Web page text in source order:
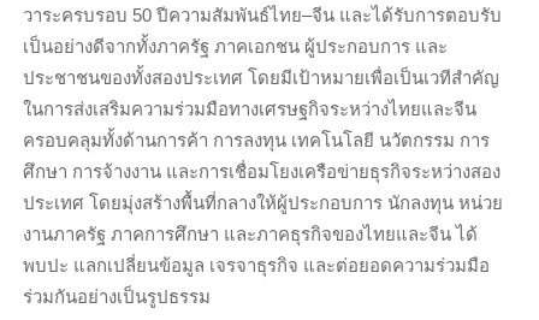
วาระครบรอบ 50 ปีความสัมพันธ์ไทย–จีน และได้รับการตอบรับ
เป็นอย่างดีจากทั้งภาครัฐ ภาคเอกชน ผู้ประกอบการ และ
ประชาชนของทั้งสองประเทศ โดยมีเป้าหมายเพื่อเป็นเวทีสำคัญ
ในการส่งเสริมความร่วมมือทางเศรษฐกิจระหว่างไทยและจีน
ครอบคลุมทั้งด้านการค้า การลงทุน เทคโนโลยี นวัตกรรม การ
ศึกษา การจ้างงาน และการเชื่อมโยงเครือข่ายธุรกิจระหว่างสอง
ประเทศ โดยมุ่งสร้างพื้นที่กลางให้ผู้ประกอบการ นักลงทุน หน่วย
งานภาครัฐ ภาคการศึกษา และภาคธุรกิจของไทยและจีน ได้
พบปะ แลกเปลี่ยนข้อมูล เจรจาธุรกิจ และต่อยอดความร่วมมือ
ร่วมกันอย่างเป็นรูปธรรม